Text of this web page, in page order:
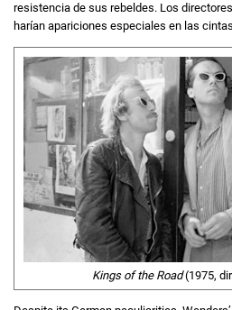
resistencia de sus rebeldes. Los directores
harían apariciones especiales en las
Kings of the Road(1975,